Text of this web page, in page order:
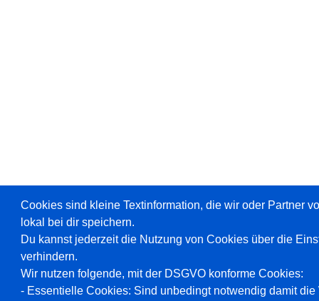
Cookies sind kleine Textinformation, die wir oder Partner
lokal bei dir speichern.
Du kannst jederzeit die Nutzung von Cookies über die
verhindern.
Wir nutzen folgende, mit der DSGVO konforme Cookies:
- Essentielle Cookies: Sind unbedingt notwendig damit